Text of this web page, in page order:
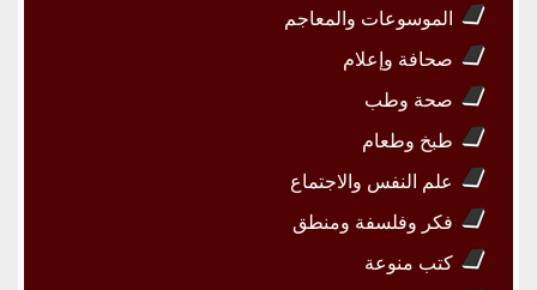
الموسوعات والمعاجم
صحافة وإعلام
صحة وطب
طبخ وطعام
علم النفس والاجتماع
فكر وفلسفة ومنطق
كتب منوعة